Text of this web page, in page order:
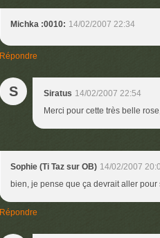
Michka :0010: 14/02/2007 22:34
Répondre
S Siratus 14/02/2007 22:54
Merci pour cette très belle
Sophie (Ti Taz sur OB) 14/02/2007
bien, je pense que ça devrait aller
Répondre